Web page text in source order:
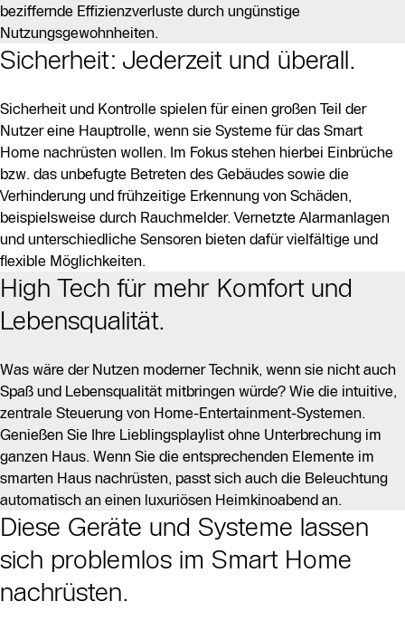
beziffernde Effizienzverluste durch ungünstige
Nutzungsgewohnheiten.
Sicherheit: Jederzeit und überall.
Sicherheit und Kontrolle spielen für einen großen Teil der
Nutzer eine Hauptrolle, wenn sie Systeme für das Smart
Home nachrüsten wollen. Im Fokus stehen hierbei Einbrüche
bzw. das unbefugte Betreten des Gebäudes sowie die
Verhinderung und frühzeitige Erkennung von Schäden,
beispielsweise durch Rauchmelder. Vernetzte Alarmanlagen
und unterschiedliche Sensoren bieten dafür vielfältige und
flexible Möglichkeiten.
High Tech für mehr Komfort und
Lebensqualität.
Was wäre der Nutzen moderner Technik, wenn sie nicht auch
Spaß und Lebensqualität mitbringen würde? Wie die intuitive,
zentrale Steuerung von Home-Entertainment-Systemen.
Genießen Sie Ihre Lieblingsplaylist ohne Unterbrechung im
ganzen Haus. Wenn Sie die entsprechenden Elemente im
smarten Haus nachrüsten, passt sich auch die Beleuchtung
automatisch an einen luxuriösen Heimkinoabend an.
Diese Geräte und Systeme lassen
sich problemlos im Smart Home
nachrüsten.